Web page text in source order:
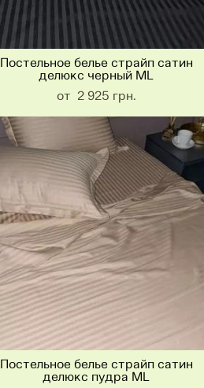
Постельное белье страйп сатин
делюкс черный ML
от 2 925 грн.
Постельное белье страйп сатин
делюкс пудра ML